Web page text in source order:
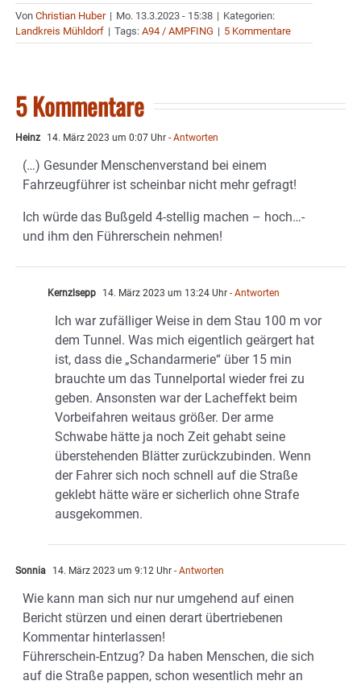
Von Christian Huber | Mo. 13.3.2023 - 15:38 | Kategorien:
Landkreis Mühldorf | Tags: A94 / AMPFING | 5 Kommentare
5 Kommentare
Heinz 14. März 2023 um 0:07 Uhr - Antworten
(…) Gesunder Menschenverstand bei einem
Fahrzeugführer ist scheinbar nicht mehr gefragt!
Ich würde das Bußgeld 4-stellig machen – hoch…-
und ihm den Führerschein nehmen!
Kernzlsepp 14. März 2023 um 13:24 Uhr - Antworten
Ich war zufälliger Weise in dem Stau 100 m vor
dem Tunnel. Was mich eigentlich geärgert hat
ist, dass die „Schandarmerie“ über 15 min
brauchte um das Tunnelportal wieder frei zu
geben. Ansonsten war der Lacheffekt beim
Vorbeifahren weitaus größer. Der arme
Schwabe hätte ja noch Zeit gehabt seine
überstehenden Blätter zurückzubinden. Wenn
der Fahrer sich noch schnell auf die Straße
geklebt hätte wäre er sicherlich ohne Strafe
ausgekommen.
Sonnia 14. März 2023 um 9:12 Uhr - Antworten
Wie kann man sich nur nur umgehend auf einen
Bericht stürzen und einen derart übertriebenen
Kommentar hinterlassen!
Führerschein-Entzug? Da haben Menschen, die sich
auf die Straße pappen, schon wesentlich mehr an